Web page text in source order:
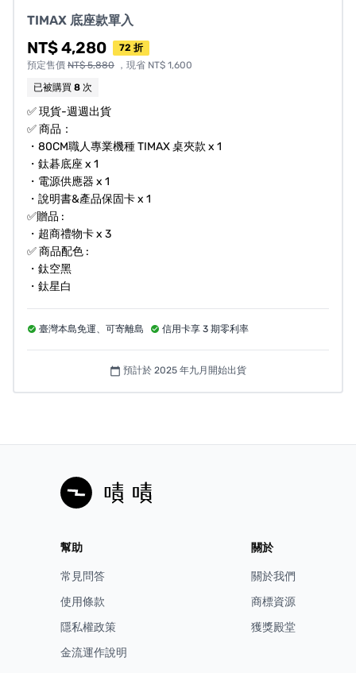
TIMAX 底座款單入
NT$ 4,280
72 折
預定售價 NT$ 5,880 ，現省 NT$ 1,600
已被購買 8 次
✅ 現貨-週週出貨
✅ 商品：
・80CM職人專業機種 TIMAX 桌夾款 x 1
・鈦碁底座 x 1
・電源供應器 x 1
・說明書&產品保固卡 x 1
✅贈品 :
・超商禮物卡 x 3
✅ 商品配色 :
・鈦空黑
・鈦星白
臺灣本島免運、可寄離島 信用卡享 3 期零利率
calendar_today 預計於 2025 年九月開始出貨
幫助
常見問答
使用條款
隱私權政策
金流運作說明
關於
關於我們
商標資源
獲獎殿堂